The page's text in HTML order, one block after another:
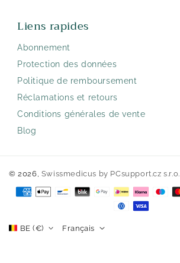
Liens rapides
Abonnement
Protection des données
Politique de remboursement
Réclamations et retours
Conditions générales de vente
Blog
© 2026, Swissmedicus by PCsupport.cz s.r.o.
Méthodes
paiement
BE (€) Français